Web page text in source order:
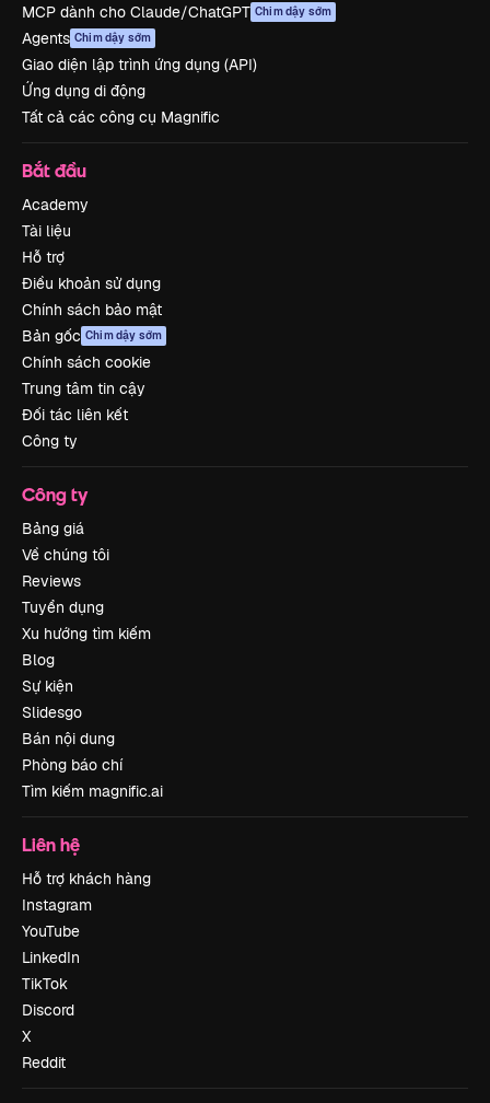
MCP dành cho Claude/ChatGPT Chim dậy sớm
Agents Chim dậy sớm
Giao diện lập trình ứng dụng (API)
Ứng dụng di động
Tất cả các công cụ Magnific
Bắt đầu
Academy
Tài liệu
Hỗ trợ
Điều khoản sử dụng
Chính sách bảo mật
Bản gốc Chim dậy sớm
Chính sách cookie
Trung tâm tin cậy
Đối tác liên kết
Công ty
Công ty
Bảng giá
Về chúng tôi
Reviews
Tuyển dụng
Xu hướng tìm kiếm
Blog
Sự kiện
Slidesgo
Bán nội dung
Phòng báo chí
Tìm kiếm magnific.ai
Liên hệ
Hỗ trợ khách hàng
Instagram
YouTube
LinkedIn
TikTok
Discord
X
Reddit